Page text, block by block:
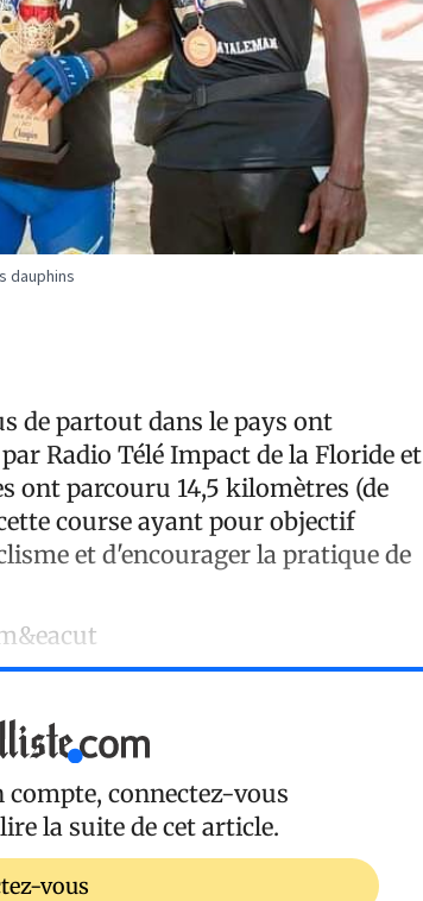
dauphins
de partout dans le pays ont
Radio Télé Impact de la Floride et
ont parcouru 14,5 kilomètres (de
course ayant pour objectif
et d'encourager la pratique de
compte, connectez-vous
la suite de cet article.
vous